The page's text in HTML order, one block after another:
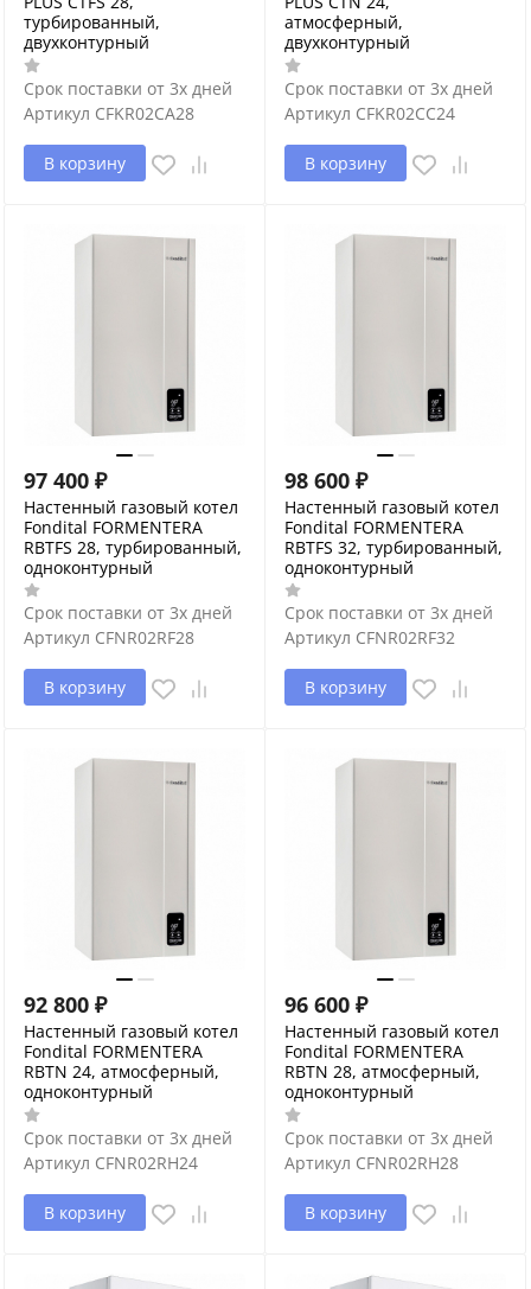
турбированный,
двухконтурный
Срок поставки от 3х дней
Артикул CFKR02CA28
В корзину
атмосферный,
двухконтурный
Срок поставки от 3х дней
Артикул CFKR02CC24
В корзину
97 400 ₽
Настенный газовый котел
Fondital FORMENTERA
RBTFS 28, турбированный,
одноконтурный
Срок поставки от 3х дней
Артикул CFNR02RF28
В корзину
98 600 ₽
Настенный газовый котел
Fondital FORMENTERA
RBTFS 32, турбированный,
одноконтурный
Срок поставки от 3х дней
Артикул CFNR02RF32
В корзину
92 800 ₽
Настенный газовый котел
Fondital FORMENTERA
RBTN 24, атмосферный,
одноконтурный
Срок поставки от 3х дней
Артикул CFNR02RH24
В корзину
96 600 ₽
Настенный газовый котел
Fondital FORMENTERA
RBTN 28, атмосферный,
одноконтурный
Срок поставки от 3х дней
Артикул CFNR02RH28
В корзину